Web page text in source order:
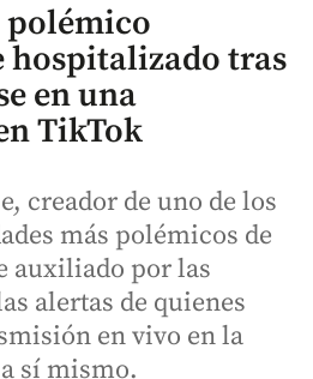
hospitalizado tras
en una
TikTok
creador de uno de los
más polémicos de
auxiliado por las
alertas de quienes
en vivo en la
sí mismo.